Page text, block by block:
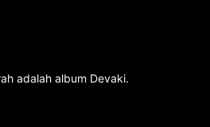
adalah album Devaki.